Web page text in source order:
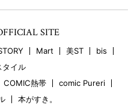
SITE
Mart 美ST
bis
タイル
COMIC熱帯
comic Pureri
本がすき。